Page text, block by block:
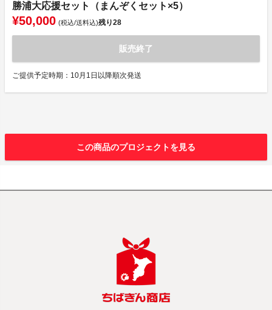
勝浦大応援セット（まんぞくセット×5）
¥50,000 (税込/送料込)残り28
販売終了
ご提供予定時期：10月1日以降順次発送
この商品のプロジェクトを見る